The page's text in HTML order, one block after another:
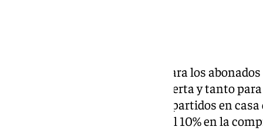
El pago por el asiento incluye para los
LaLiga, el XV Trofeo Antonio Puerta y tanto
abonados, el acceso a todos los partidos en
Femenino, con un descuento del 10% en la